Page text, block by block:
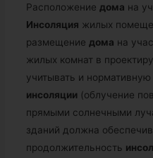
Расположение дома на
Инсоляция жилых
размещение дома на
жилых комнат в
учитывать и
инсоляции (облучение
прямыми солнечными
зданий должна
продолжительность